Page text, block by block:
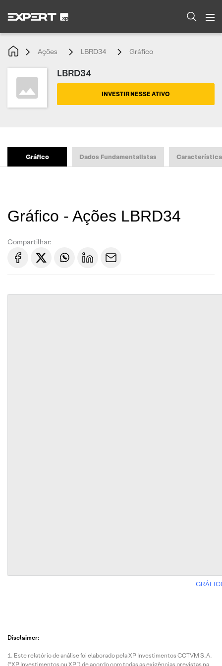
Ações LBRD34 Gráfico
LBRD34
INVESTIR NESSE ATIVO
Gráfico Dados Fundamentalistas
Gráfico - Ações LBRD34
Compartilhar:
Disclaimer:
Este relatório de análise foi elaborado pela XP Investimentos CCTVM S.A.
(“XP Investimentos ou XP”) de acordo com todas as exigências previstas na